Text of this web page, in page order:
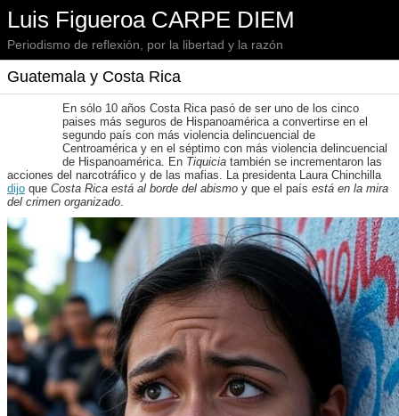
Luis Figueroa CARPE DIEM
Periodismo de reflexión, por la libertad y la razón
Guatemala y Costa Rica
En sólo 10 años Costa Rica pasó de ser uno de los cinco
paises más seguros de Hispanoamérica a convertirse en el
segundo país con más violencia delincuencial de
Centroamérica y en el séptimo con más violencia delincuencial
de Hispanoamérica. En Tiquicia también se incrementaron las
acciones del narcotráfico y de las mafias. La presidenta Laura Chinchilla
dijo que Costa Rica está al borde del abismo y que el país está en la mira
del crimen organizado.